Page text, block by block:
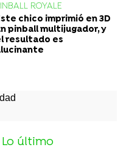
ROYALE
chico imprimió en 3D
pinball multijugador, y
resultado es
Lo último